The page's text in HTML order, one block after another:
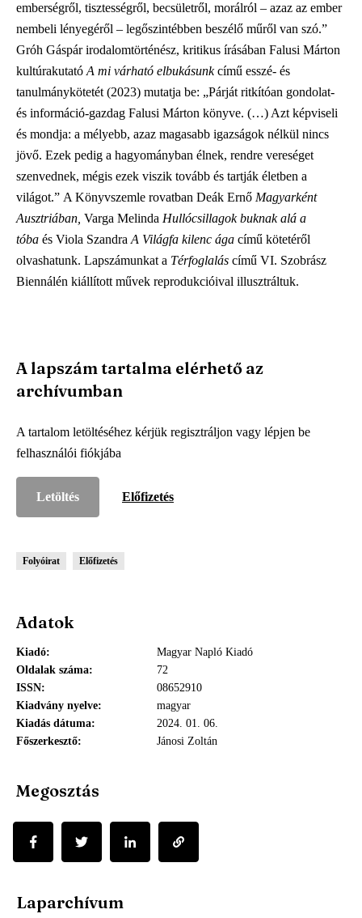
emberségről, tisztességről, becsületről, morálról – azaz az ember
nembeli lényegéről – legőszintébben beszélő műről van szó.”
Gróh Gáspár irodalomtörténész, kritikus írásában Falusi Márton
kultúrakutató A mi várható elbukásunkcímű esszé- és
tanulmánykötetét (2023) mutatja be: „Párját ritkítóan gondolat-
és információ-gazdag Falusi Márton könyve. (…) Azt képviseli
és mondja: a mélyebb, azaz magasabb igazságok nélkül nincs
jövő. Ezek pedig a hagyományban élnek, rendre vereséget
szenvednek, mégis ezek viszik tovább és tartják életben a
világot.” A Könyvszemle rovatban Deák Ernő Magyarként
Ausztriában, Varga Melinda Hullócsillagok buknak alá a
tóba és Viola Szandra A Világfa kilenc ága című kötetéről
olvashatunk. Lapszámunkat a Térfoglalás című VI. Szobrász
Biennálén kiállított művek reprodukcióival illusztráltuk.
A lapszám tartalma elérhető az
archívumban
A tartalom letöltéséhez kérjük regisztráljon vagy lépjen be
felhasználói fiókjába
Letöltés Előfizetés
Folyóirat Előfizetés
Adatok
Kiadó
Magyar Napló Kiadó
Oldalak száma
72
ISSN
08652910
Kiadvány nyelve
magyar
Kiadás dátuma
2024. 01. 06.
Főszerkesztő
Jánosi Zoltán
Megosztás
Laparchívum